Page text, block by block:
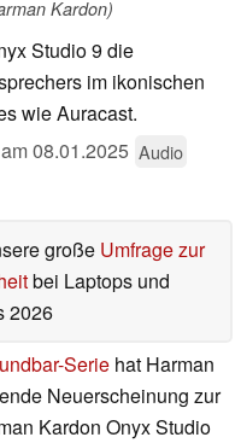
Kardon)
Studio 9 die
im ikonischen
wie Auracast.
08.01.2025 Audio
große Umfrage zur
bei Laptops und
2026
Serie hat Harman
Neuerscheinung zur
Kardon Onyx Studio